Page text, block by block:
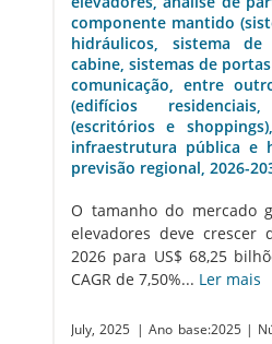
componente mantido
hidráulicos, sistema
cabine, sistemas de
comunicação, entre
(edifícios
(escritórios e
infraestrutura pública e
previsão regional, 2026-
O tamanho do mercado
elevadores deve crescer
2026 para US$ 68,25
CAGR de 7,50%... Ler mais
July, 2025 | Ano base:2025 |